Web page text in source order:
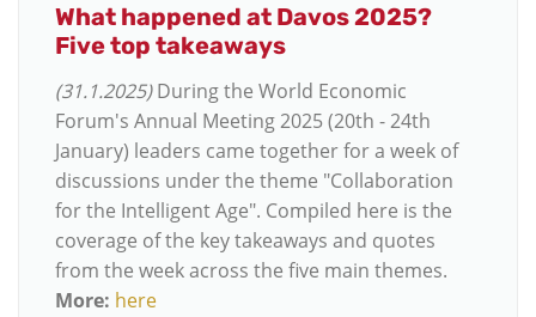
What happened at Davos 2025?
Five top takeaways
(31.1.2025)During the World Economic
Forum's Annual Meeting 2025 (20th - 24th
January) leaders came together for a week of
discussions under the theme "Collaboration
for the Intelligent Age". Compiled here is the
coverage of the key takeaways and quotes
from the week across the five main themes.
More: here